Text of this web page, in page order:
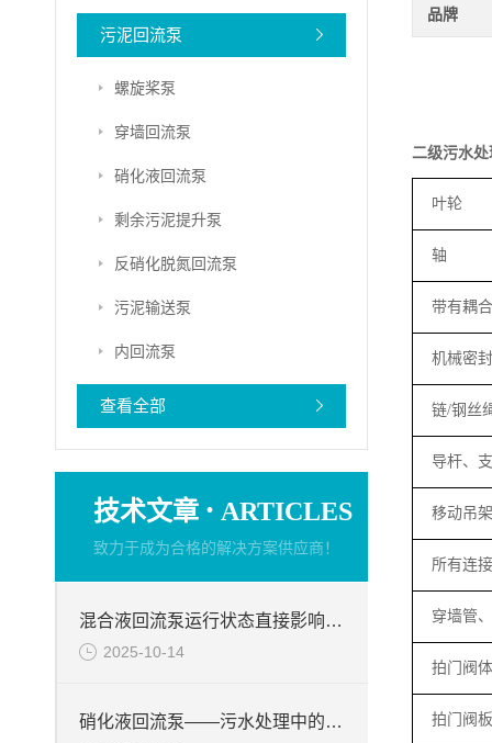
污泥回流泵
螺旋桨泵
穿墙回流泵
硝化液回流泵
剩余污泥提升泵
反硝化脱氮回流泵
污泥输送泵
内回流泵
查看全部
技术文章 · ARTICLES
致力于成为合格的解决方案供应商！
混合液回流泵运行状态直接影响整个工艺流程的稳定性与效率
2025-10-14
硝化液回流泵——污水处理中的关键角色
品牌
二级污水
叶轮
轴
带有耦
机械密封
链/钢丝
导杆、
移动吊
所有连
穿墙管
拍门阀体
拍门阀板